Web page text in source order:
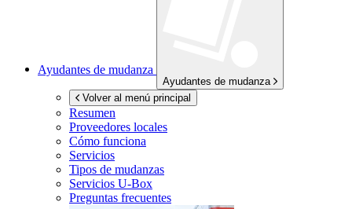
Ayudantes de mudanza
Ayudantes de mudanza
Volver al menú principal
Resumen
Proveedores locales
Cómo funciona
Servicios
Tipos de mudanzas
Servicios U-Box
Preguntas frecuentes